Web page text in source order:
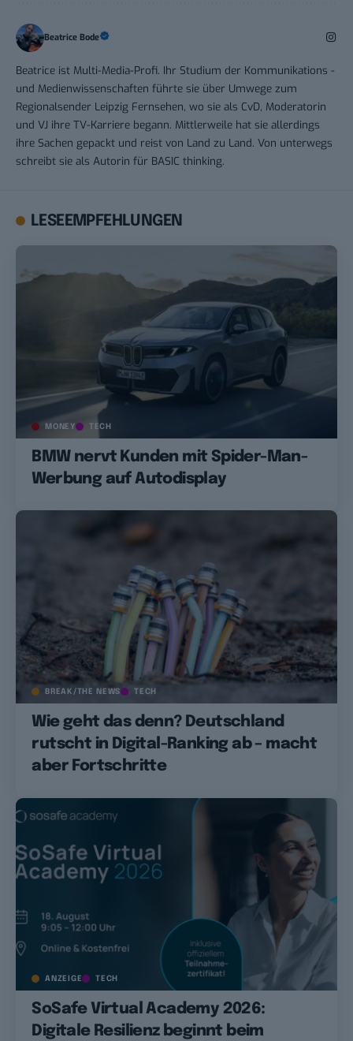
Beatrice Bode
Beatrice ist Multi-Media-Profi. Ihr Studium der Kommunikations -
und Medienwissenschaften führte sie über Umwege zum
Regionalsender Leipzig Fernsehen, wo sie als CvD, Moderatorin
und VJ ihre TV-Karriere begann. Mittlerweile hat sie allerdings
ihre Sachen gepackt und reist von Land zu Land. Von unterwegs
schreibt sie als Autorin für BASIC thinking.
LESEEMPFEHLUNGEN
MONEY TECH
BMW nervt Kunden mit Spider-Man-
Werbung auf Autodisplay
BREAK/THE NEWS TECH
Wie geht das denn? Deutschland
rutscht in Digital-Ranking ab – macht
aber Fortschritte
ANZEIGE TECH
SoSafe Virtual Academy 2026:
Digitale Resilienz beginnt beim